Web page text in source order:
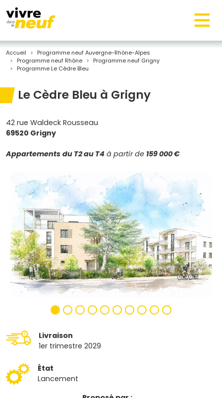
Accueil
Programme neuf Auvergne-Rhône-Alpes
Programme neuf Rhône
Programme neuf Grigny
Programme Le Cèdre Bleu
Le Cèdre Bleu à Grigny
42 rue Waldeck Rousseau
69520 Grigny
Appartements du T2 au T4 à partir de 159 000 €
Livraison
1er trimestre 2029
État
Lancement